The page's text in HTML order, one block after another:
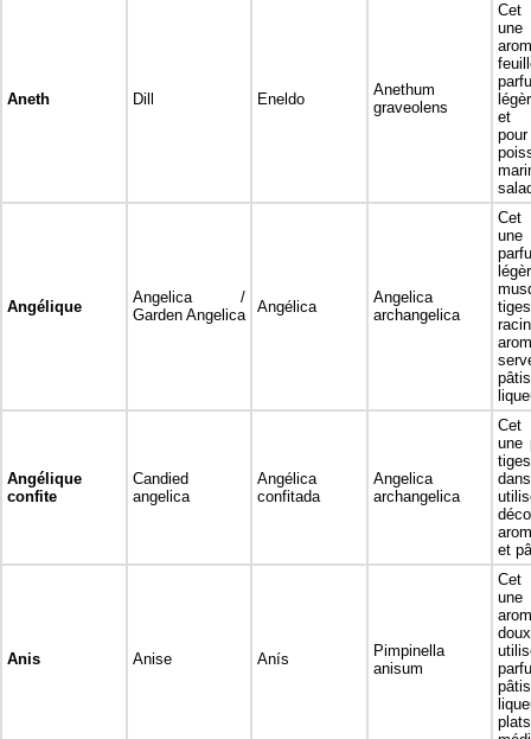
Aneth Dill Eneldo
Anethum
graveolens
Cet
et
Angélique
Angelica /
Garden Angelica
Angélica
Angelica
archangelica
Cet
Angélique
confite
Candied
angelica
Angélica
confitada
Angelica
archangelica
Cet
une
et
Anis Anise Anís
Pimpinella
anisum
Cet
plats